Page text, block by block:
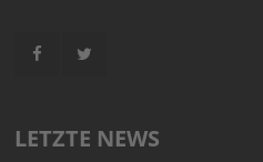
LETZTE NEWS